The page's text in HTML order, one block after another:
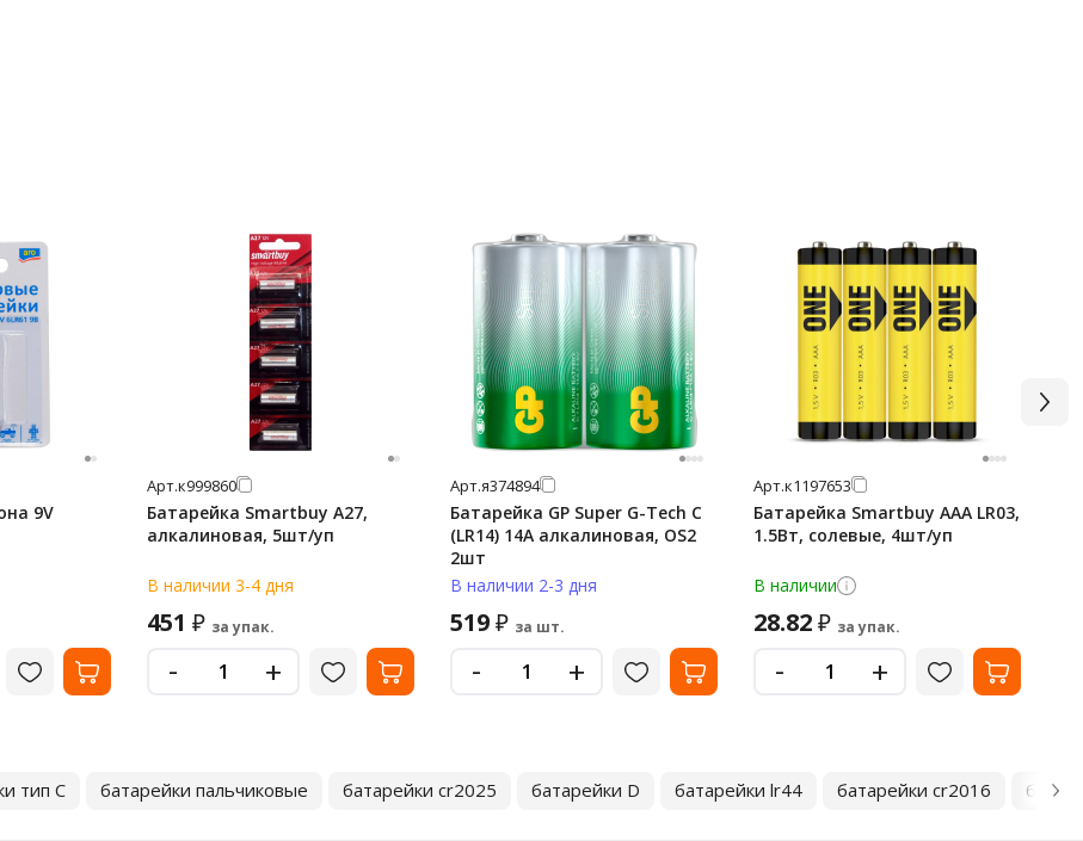
9V
Арт.к999860
Батарейка Smartbuy A27,
алкалиновая, 5шт/уп
В наличии 3-4 дня
451 ₽ за упак.
- +
Арт.я374894
Батарейка GP Super G-Tech C
(LR14) 14A алкалиновая, OS2
2шт
В наличии 2-3 дня
519₽ за шт.
- +
Арт.к1197653
Батарейка Smartbuy AAA LR03,
1.5Вт, солевые, 4шт/уп
В наличии
28.82₽ за упак.
- +
тип C батарейки пальчиковые батарейки cr2025 батарейки D батарейки lr44 батарейки cr2016